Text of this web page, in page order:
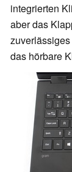
integrierten
aber das
das hörbare